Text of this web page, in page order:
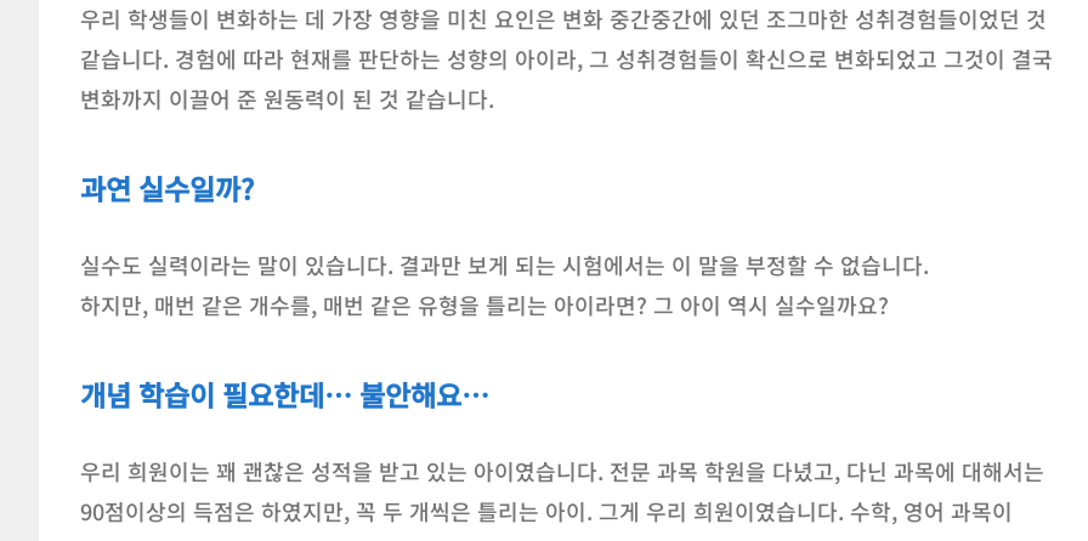
우리 학생들이 변화하는 데 가장 영향을 미친 요인은 변화 중간중간에 있던 조그마한 성취경험들이었던 것
같습니다. 경험에 따라 현재를 판단하는 성향의 아이라, 그 성취경험들이 확신으로 변화되었고 그것이 결국
변화까지 이끌어 준 원동력이 된 것 같습니다.
과연 실수일까?
실수도 실력이라는 말이 있습니다. 결과만 보게 되는 시험에서는 이 말을 부정할 수 없습니다.
하지만, 매번 같은 개수를, 매번 같은 유형을 틀리는 아이라면? 그 아이 역시 실수일까요?
개념 학습이 필요한데… 불안해요…
우리 희원이는 꽤 괜찮은 성적을 받고 있는 아이였습니다. 전문 과목 학원을 다녔고, 다닌 과목에 대해서는
90점이상의 득점은 하였지만, 꼭 두 개씩은 틀리는 아이. 그게 우리 희원이였습니다. 수학, 영어 과목이